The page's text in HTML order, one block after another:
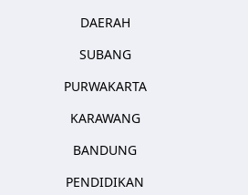
DAERAH
SUBANG
PURWAKARTA
KARAWANG
BANDUNG
PENDIDIKAN